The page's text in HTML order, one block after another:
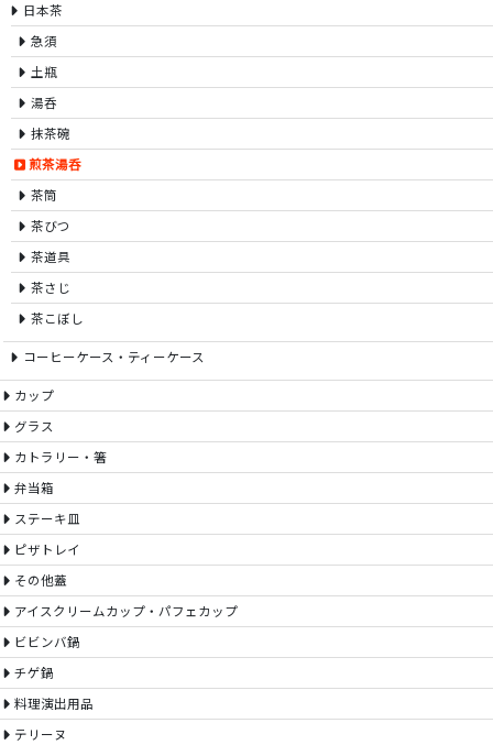
日本茶
急須
土瓶
湯呑
抹茶碗
煎茶湯呑
茶筒
茶びつ
茶道具
茶さじ
茶こぼし
コーヒーケース・ティーケース
カップ
グラス
カトラリー・箸
弁当箱
ステーキ皿
ピザトレイ
その他蓋
アイスクリームカップ・パフェカップ
ビビンバ鍋
チゲ鍋
料理演出用品
テリーヌ